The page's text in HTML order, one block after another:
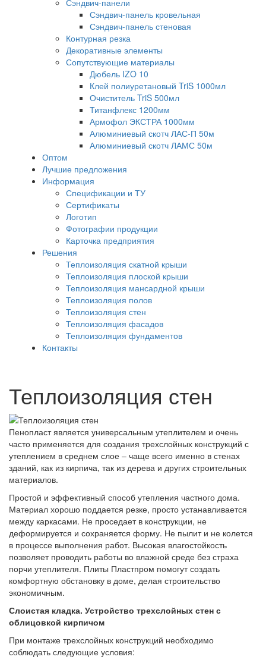
Сэндвич-панели
Сэндвич-панель кровельная
Сэндвич-панель стеновая
Контурная резка
Декоративные элементы
Сопутствующие материалы
Дюбель IZO 10
Клей полиуретановый TriS 1000мл
Очиститель TriS 500мл
Титанфлекс 1200мм
Армофол ЭКСТРА 1000мм
Алюминиевый скотч ЛАС-П 50м
Алюминиевый скотч ЛАМС 50м
Оптом
Лучшие предложения
Информация
Спецификации и ТУ
Сертификаты
Логотип
Фотографии продукции
Карточка предприятия
Решения
Теплоизоляция скатной крыши
Теплоизоляция плоской крыши
Теплоизоляция мансардной крыши
Теплоизоляция полов
Теплоизоляция стен
Теплоизоляция фасадов
Теплоизоляция фундаментов
Контакты
Теплоизоляция стен
Пенопласт является универсальным утеплителем и очень
часто применяется для создания трехслойных конструкций с
утеплением в среднем слое – чаще всего именно в стенах
зданий, как из кирпича, так из дерева и других строительных
материалов.
Простой и эффективный способ утепления частного дома.
Материал хорошо поддается резке, просто устанавливается
между каркасами. Не проседает в конструкции, не
деформируется и сохраняется форму. Не пылит и не колется
в процессе выполнения работ. Высокая влагостойкость
позволяет проводить работы во влажной среде без страха
порчи утеплителя. Плиты Пластпром помогут создать
комфортную обстановку в доме, делая строительство
экономичным.
Слоистая кладка. Устройство трехслойных стен с
облицовкой кирпичом
При монтаже трехслойных конструкций необходимо
соблюдать следующие условия: